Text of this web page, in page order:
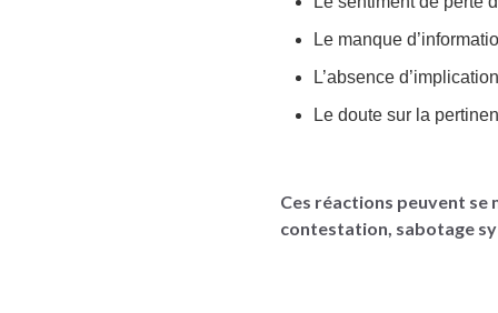
Le manque
L’absence
Le doute sur la
Ces réactions peuvent
contestation, sabotage